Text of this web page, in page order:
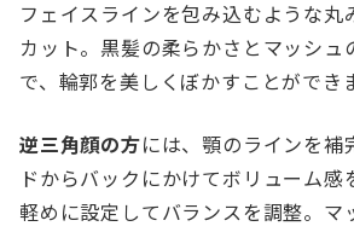
フェイスラインを包み込むような丸
カット。黒髪の柔らかさとマッシュ
で、輪郭を美しくぼかすことができ
逆三角顔の方には、顎のラインを補
ドからバックにかけてボリューム感
軽めに設定してバランスを調整。マ